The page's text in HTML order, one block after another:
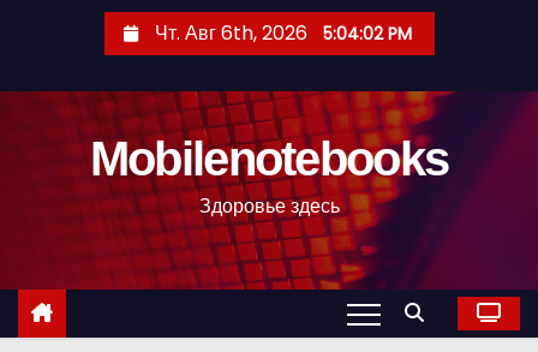
с
Чт. Авг 6th, 2026 5:04:03 PM
Mobilenotebooks
Здоровье здесь